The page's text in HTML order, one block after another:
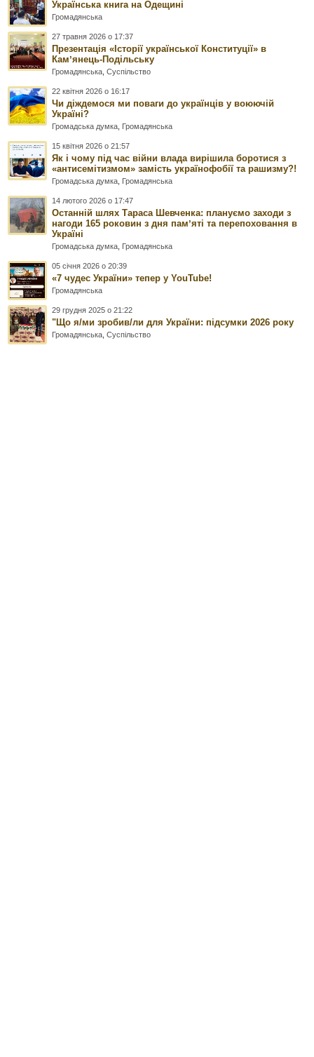
Українська книга на Одещині
Громадянська
27 травня 2026 о 17:37
Презентація «Історії української Конституції» в
Камʼянець-Подільську
Громадянська ,Суспільство
22 квітня 2026 о 16:17
Чи діждемося ми поваги до українців у воюючій
Україні?
Громадська думка Громадянська
15 квітня 2026 о 21:57
Як і чому під час війни влада вирішила боротися з
«антисемітизмом» замість українофобії та рашизму?!
Громадська думка Громадянська
14 лютого 2026 о 17:47
Останній шлях Тараса Шевченка: плануємо заходи з
нагоди 165 роковин з дня памʼяті та перепоховання в
Україні
Громадська думка Громадянська
05 січня 2026 о 20:39
«7 чудес України» тепер у YouTube!
Громадянська
29 грудня 2025 о 21:22
"Що я/ми зробив/ли для України: підсумки 2026 року
Громадянська ,Суспільство